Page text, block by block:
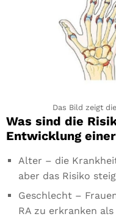
Das Bild zeigt
Was sind die
Entwicklung einer
Alter – die
aber das Risiko
Geschlecht –
RA zu erkranken